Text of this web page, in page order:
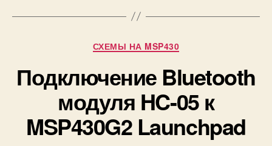
я
в
S
P
4
3
0
Р
у
б
р
и
СХЕМЫ НА MSP430
Подключение Bluetooth
модуля HC-05 к
MSP430G2 Launchpad